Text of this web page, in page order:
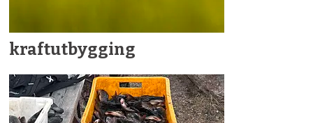
kraftutbygging